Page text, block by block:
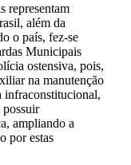
representam
além da
o país, fez-se
Municipais
ostensiva, pois,
na manutenção
infraconstitucional,
possuir
ampliando a
por estas